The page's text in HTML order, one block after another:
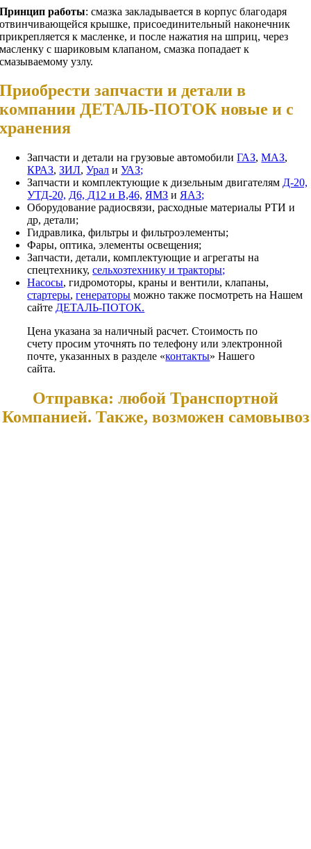
Принцип работы: смазка закладывается в корпус благодаря
отвинчивающейся крышке, присоединительный наконечник
прикрепляется к масленке, и после нажатия на шприц, через
масленку с шариковым клапаном, смазка попадает к
смазываемому узлу.
Приобрести запчасти и детали в
компании ДЕТАЛЬ-ПОТОК новые и с
хранения
Запчасти и детали на грузовые автомобилиГАЗ,МАЗ,
КРАЗ,ЗИЛ,Урал иУАЗ;
Запчасти и комплектующие к дизельным двигателям Д-20,
УТД-20, Д6, Д12 и В,46, ЯМЗ и ЯАЗ;
Оборудование радиосвязи, расходные материалы РТИ и
др, детали;
Гидравлика, фильтры и фильтроэлементы;
Фары, оптика, элементы освещения;
Запчасти, детали, комплектующие и агрегаты на
спецтехнику,сельхозтехнику и тракторы;
Насосы, гидромоторы, краны и вентили, клапаны,
стартеры,генераторы можно также посмотреть на Нашем
сайте ДЕТАЛЬ-ПОТОК.
Цена указана за наличный расчет. Стоимость по
счету просим уточнять по телефону или электронной
почте, указанных в разделе «контакты» Нашего
сайта.
Отправка: любой Транспортной
Компанией. Также, возможен самовывоз